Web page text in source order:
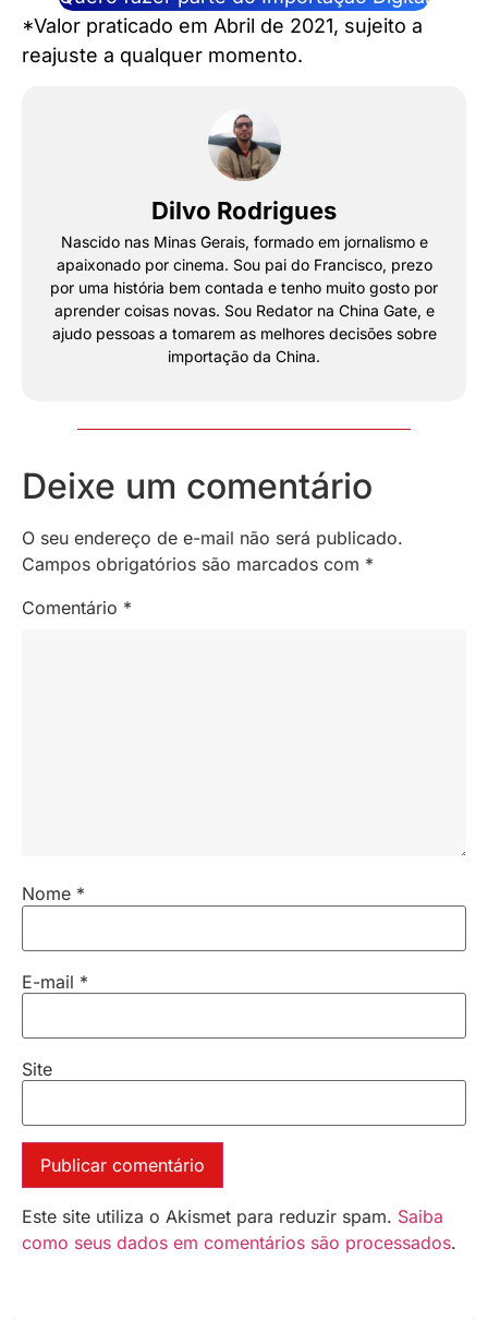
*Valor praticado em Abril de 2021, sujeito a
reajuste a qualquer momento.
Dilvo Rodrigues
Nascido nas Minas Gerais, formado em jornalismo e
apaixonado por cinema. Sou pai do Francisco, prezo
por uma história bem contada e tenho muito gosto por
aprender coisas novas. Sou Redator na China Gate, e
ajudo pessoas a tomarem as melhores decisões sobre
importação da China.
Deixe um comentário
O seu endereço de e-mail não será publicado.
Campos obrigatórios são marcados com *
Comentário *
Nome *
E-mail *
Site
Este site utiliza o Akismet para reduzir spam. Saiba
como seus dados em comentários são processados.